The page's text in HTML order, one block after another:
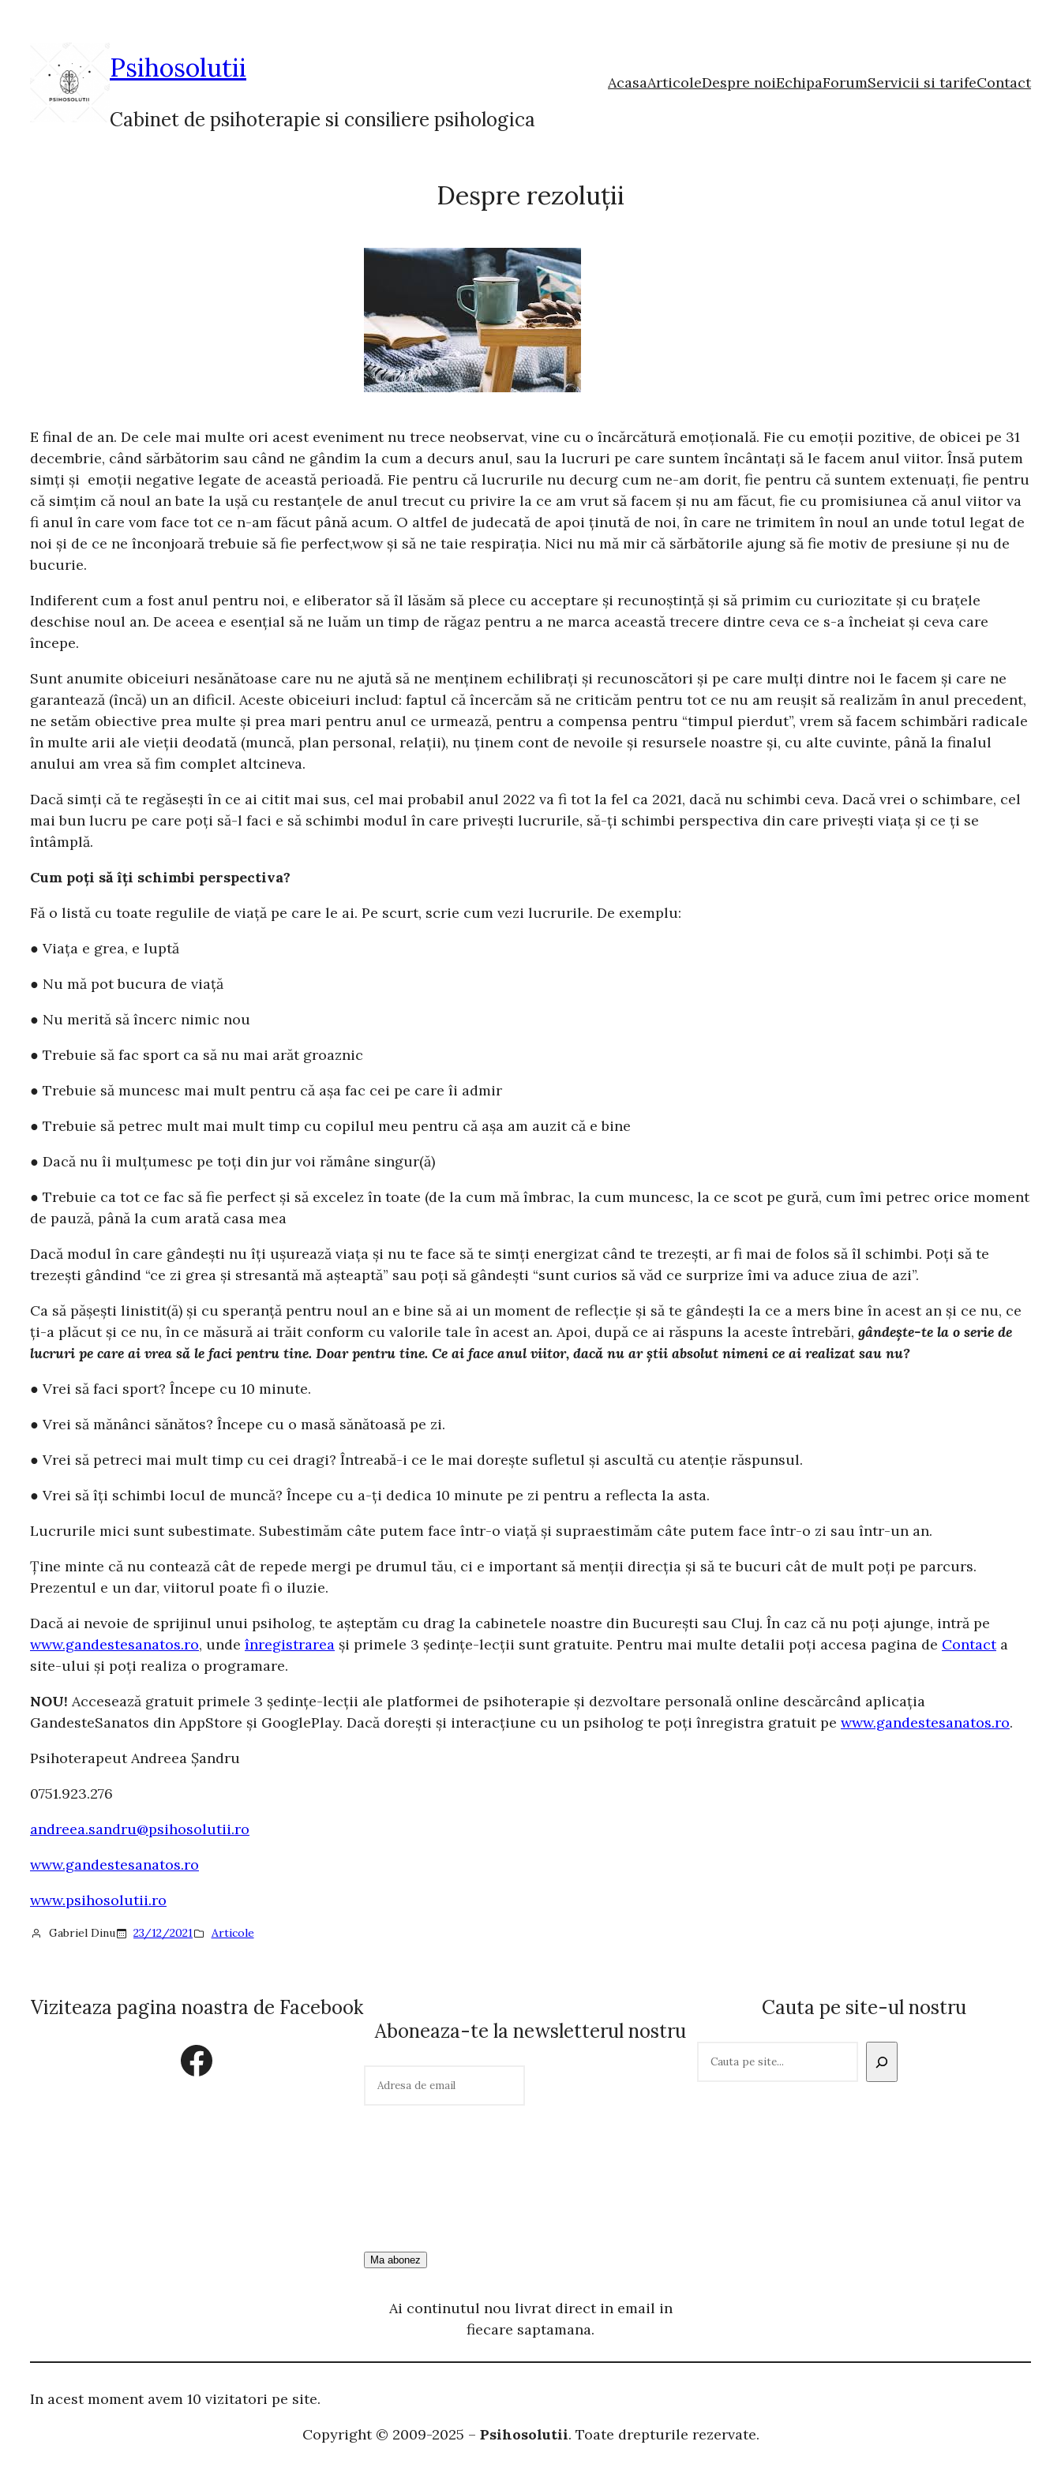
Psihosolutii
Cabinet de psihoterapie si consiliere psihologica
AcasaArticoleDespre noiEchipaForumServicii si tarifeContact
Despre rezoluții
E final de an. De cele mai multe ori acest eveniment nu trece neobservat, vine cu o încărcătură emoțională. Fie cu emoții pozitive, de obicei pe 31
decembrie, când sărbătorim sau când ne gândim la cum a decurs anul, sau la lucruri pe care suntem încântați să le facem anul viitor. Însă putem
simți și emoții negative legate de această perioadă. Fie pentru că lucrurile nu decurg cum ne-am dorit, fie pentru că suntem extenuați, fie pentru
că simțim că noul an bate la ușă cu restanțele de anul trecut cu privire la ce am vrut să facem și nu am făcut, fie cu promisiunea că anul viitor va
fi anul în care vom face tot ce n-am făcut până acum. O altfel de judecată de apoi ținută de noi, în care ne trimitem în noul an unde totul legat de
noi și de ce ne înconjoară trebuie să fie perfect,wow și să ne taie respirația. Nici nu mă mir că sărbătorile ajung să fie motiv de presiune și nu de
bucurie.
Indiferent cum a fost anul pentru noi, e eliberator să îl lăsăm să plece cu acceptare și recunoștință și să primim cu curiozitate și cu brațele
deschise noul an. De aceea e esențial să ne luăm un timp de răgaz pentru a ne marca această trecere dintre ceva ce s-a încheiat și ceva care
începe.
Sunt anumite obiceiuri nesănătoase care nu ne ajută să ne menținem echilibrați și recunoscători și pe care mulți dintre noi le facem și care ne
garantează (încă) un an dificil. Aceste obiceiuri includ: faptul că încercăm să ne criticăm pentru tot ce nu am reușit să realizăm în anul precedent,
ne setăm obiective prea multe și prea mari pentru anul ce urmează, pentru a compensa pentru “timpul pierdut”, vrem să facem schimbări radicale
în multe arii ale vieții deodată (muncă, plan personal, relații), nu ținem cont de nevoile și resursele noastre și, cu alte cuvinte, până la finalul
anului am vrea să fim complet altcineva.
Dacă simți că te regăsești în ce ai citit mai sus, cel mai probabil anul 2022 va fi tot la fel ca 2021, dacă nu schimbi ceva. Dacă vrei o schimbare, cel
mai bun lucru pe care poți să-l faci e să schimbi modul în care privești lucrurile, să-ți schimbi perspectiva din care privești viața și ce ți se
întâmplă.
Cum poți să îți schimbi perspectiva?
Fă o listă cu toate regulile de viață pe care le ai. Pe scurt, scrie cum vezi lucrurile. De exemplu:
● Viața e grea, e luptă
● Nu mă pot bucura de viață
● Nu merită să încerc nimic nou
● Trebuie să fac sport ca să nu mai arăt groaznic
● Trebuie să muncesc mai mult pentru că așa fac cei pe care îi admir
● Trebuie să petrec mult mai mult timp cu copilul meu pentru că așa am auzit că e bine
● Dacă nu îi mulțumesc pe toți din jur voi rămâne singur(ă)
● Trebuie ca tot ce fac să fie perfect și să excelez în toate (de la cum mă îmbrac, la cum muncesc, la ce scot pe gură, cum îmi petrec orice moment
de pauză, până la cum arată casa mea
Dacă modul în care gândești nu îți ușurează viața și nu te face să te simți energizat când te trezești, ar fi mai de folos să îl schimbi. Poți să te
trezești gândind “ce zi grea și stresantă mă așteaptă” sau poți să gândești “sunt curios să văd ce surprize îmi va aduce ziua de azi”.
Ca să pășești linistit(ă) și cu speranță pentru noul an e bine să ai un moment de reflecție și să te gândești la ce a mers bine în acest an și ce nu, ce
ți-a plăcut și ce nu, în ce măsură ai trăit conform cu valorile tale în acest an. Apoi, după ce ai răspuns la aceste întrebări, gândește-te la o serie de
lucruri pe care ai vrea să le faci pentru tine. Doar pentru tine. Ce ai face anul viitor, dacă nu ar știi absolut nimeni ce ai realizat sau nu?
● Vrei să faci sport? Începe cu 10 minute.
● Vrei să mănânci sănătos? Începe cu o masă sănătoasă pe zi.
● Vrei să petreci mai mult timp cu cei dragi? Întreabă-i ce le mai dorește sufletul și ascultă cu atenție răspunsul.
● Vrei să îți schimbi locul de muncă? Începe cu a-ți dedica 10 minute pe zi pentru a reflecta la asta.
Lucrurile mici sunt subestimate. Subestimăm câte putem face într-o viață și supraestimăm câte putem face într-o zi sau într-un an.
Ține minte că nu contează cât de repede mergi pe drumul tău, ci e important să menții direcția și să te bucuri cât de mult poți pe parcurs.
Prezentul e un dar, viitorul poate fi o iluzie.
Dacă ai nevoie de sprijinul unui psiholog, te așteptăm cu drag la cabinetele noastre din București sau Cluj. În caz că nu poți ajunge, intră pe
www.gandestesanatos.ro, unde înregistrarea și primele 3 ședințe-lecții sunt gratuite. Pentru mai multe detalii poți accesa pagina de Contacta
site-ului și poți realiza o programare.
NOU! Accesează gratuit primele 3 ședințe-lecții ale platformei de psihoterapie și dezvoltare personală online descărcând aplicația
GandesteSanatos din AppStore și GooglePlay. Dacă dorești și interacțiune cu un psiholog te poți înregistra gratuit pe www.gandestesanatos.ro.
Psihoterapeut Andreea Șandru
0751.923.276
andreea.sandru@psihosolutii.ro
www.gandestesanatos.ro
www.psihosolutii.ro
Gabriel Dinu 23/12/2021 Articole
Viziteaza pagina noastra de Facebook
Facebook
Aboneaza-te la newsletterul nostru
Ai continutul nou livrat direct in email in
fiecare saptamana.
Cauta pe site-ul nostru
In acest moment avem 10 vizitatori pe site.
Copyright © 2009-2025 – Psihosolutii. Toate drepturile rezervate.